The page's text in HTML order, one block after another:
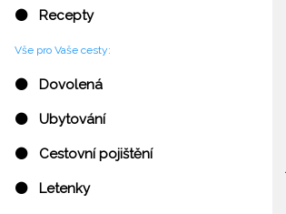
⚫ Recepty
Vše pro Vaše cesty:
⚫ Dovolená
⚫ Ubytování
⚫ Cestovní pojištění
⚫ Letenky